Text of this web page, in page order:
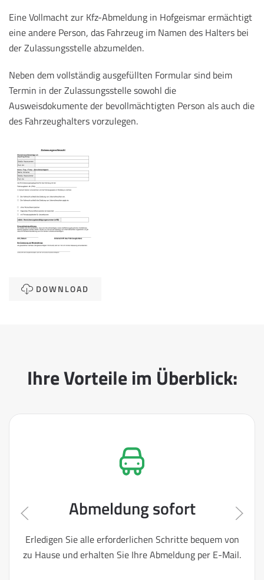
Eine Vollmacht zur Kfz-Abmeldung in Hofgeismar ermächtigt
eine andere Person, das Fahrzeug im Namen des Halters bei
der Zulassungsstelle abzumelden.
Neben dem vollständig ausgefüllten Formular sind beim
Termin in der Zulassungsstelle sowohl die
Ausweisdokumente der bevollmächtigten Person als auch die
des Fahrzeughalters vorzulegen.
DOWNLOAD
Ihre Vorteile im Überblick:
Abmeldung sofort
Erledigen Sie alle erforderlichen Schritte bequem von
zu Hause und erhalten Sie Ihre Abmeldung per E-Mail.